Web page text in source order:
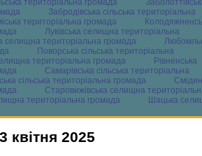
територіальна громада
Забродівська сільська територіальна
територіальна громада
Луківська селищна територіальна
селищна територіальна громада
Поворська сільська територіальна
територіальна громада
Рівненська
Самарівська сільська територіальна
сільська територіальна громада
Старовижівська селищна
територіальна громада
Шацька
квітня 2025